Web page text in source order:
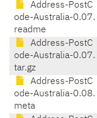
Address-PostC
ode-Australia-0.07.
readme
Address-PostC
ode-Australia-0.07.
tar.gz
Address-PostC
ode-Australia-0.08.
meta